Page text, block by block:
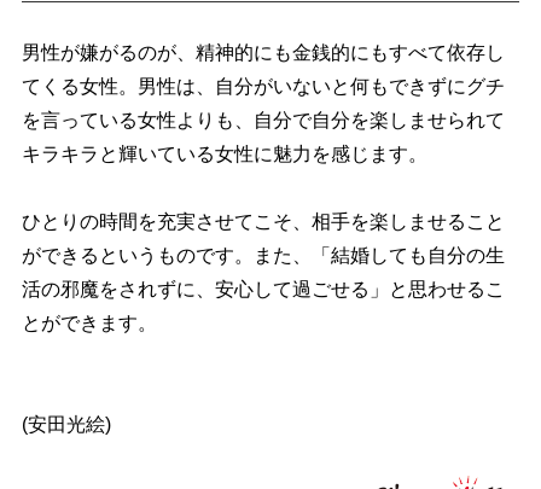
男性が嫌がるのが、精神的にも金銭的にもすべて依存し
てくる女性。男性は、自分がいないと何もできずにグチ
を言っている女性よりも、自分で自分を楽しませられて
キラキラと輝いている女性に魅力を感じます。
ひとりの時間を充実させてこそ、相手を楽しませること
ができるというものです。また、「結婚しても自分の生
活の邪魔をされずに、安心して過ごせる」と思わせるこ
とができます。
(安田光絵)